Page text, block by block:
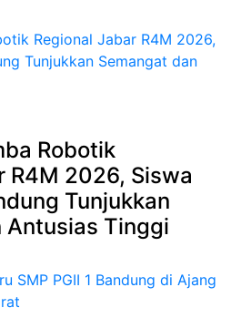
Robotik
R4M 2026, Siswa
Tunjukkan
Antusias Tinggi